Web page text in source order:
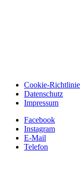
Cookie-Richtlinie
Datenschutz
Impressum
Facebook
Instagram
E-Mail
Telefon